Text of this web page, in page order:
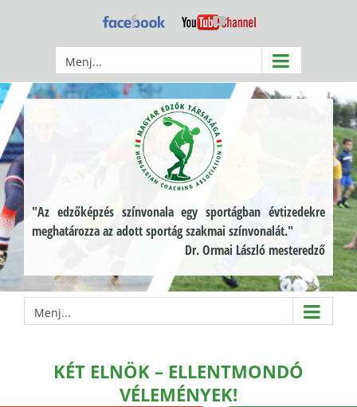
Facebook YouTube
Menj...
"Az edzőképzés színvonala egy sportágban évtizedekre
meghatározza az adott sportág szakmai színvonalát."
Dr. Ormai László mesteredző
Menj...
KÉT ELNÖK – ELLENTMONDÓ
VÉLEMÉNYEK!